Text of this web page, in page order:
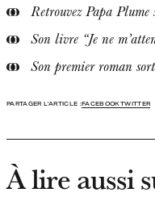
Retrouvez Papa
Son livre “Je ne
Son premier roman
PARTAGER L'ARTICLE :FACEBOOKTWITTER
À lire aussi